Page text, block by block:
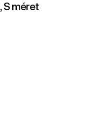
S méret